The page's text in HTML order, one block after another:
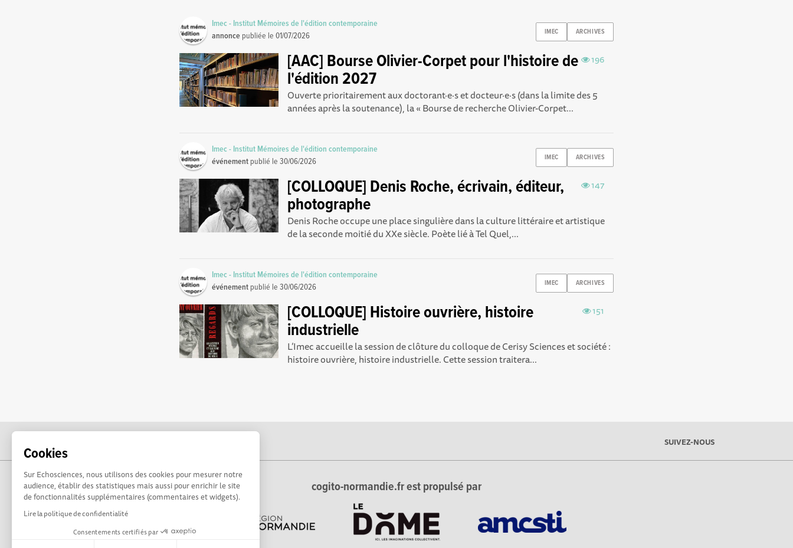
Cookies
Sur Echosciences, nous utilisons des cookies pour mesurer notre
audience, établir des statistiques mais aussi pour enrichir le site
de fonctionnalités supplémentaires (commentaires et widgets).
Lire la politique de confidentialité
Consentements certifiés par
IMEC ARCHIVES
Imec - Institut Mémoires de l'édition contemporaine
annonce publiée le01/07/2026
196
[AAC] Bourse Olivier-Corpet pour l'histoire de
l'édition 2027
Ouverte prioritairement aux doctorant·e·s et docteur·e·s (dans la limite des 5
années après la soutenance), la « Bourse de recherche Olivier-Corpet...
IMEC ARCHIVES
Imec - Institut Mémoires de l'édition contemporaine
événement publié le30/06/2026
147
[COLLOQUE] Denis Roche, écrivain, éditeur,
photographe
Denis Roche occupe une place singulière dans la culture littéraire et artistique
de la seconde moitié du XXe siècle. Poète lié à Tel Quel,...
IMEC ARCHIVES
Imec - Institut Mémoires de l'édition contemporaine
événement publié le30/06/2026
151
[COLLOQUE] Histoire ouvrière, histoire
industrielle
L’Imec accueille la session de clôture du colloque de Cerisy Sciences et société :
histoire ouvrière, histoire industrielle. Cette session traitera...
SUIVEZ-NOUS
cogito-normandie.fr est propulsé par